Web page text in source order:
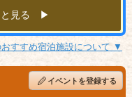
と見る ▶︎
すすめ宿泊施設について ▼
イベントを登録する